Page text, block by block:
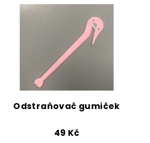
Odstraňovač gumiček
49 Kč